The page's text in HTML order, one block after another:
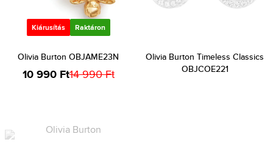
Kiárusítás Raktáron
Olivia Burton OBJAME23N
10 990 Ft14 990 Ft
Olivia Burton Timeless Classics
OBJCOE221